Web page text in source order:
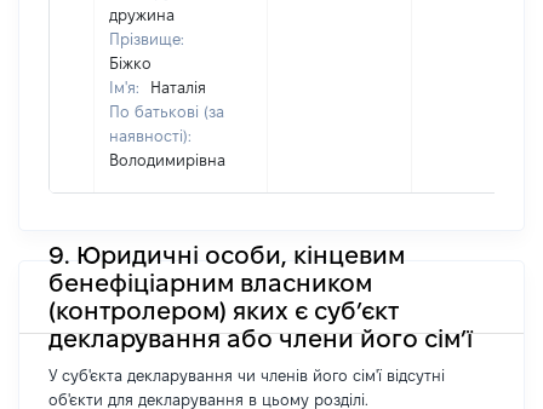
дружина
Прізвище:
Біжко
Ім'я:
Наталія
По батькові (за
наявності):
Володимирівна
9. Юридичні особи, кінцевим
бенефіціарним власником
(контролером) яких є суб’єкт
декларування або члени його сім’ї
У суб'єкта декларування чи членів його сім'ї відсутні
об'єкти для декларування в цьому розділі.